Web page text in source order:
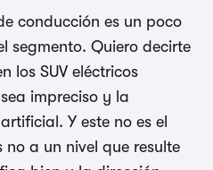
conducción es un poco
segmento. Quiero decirte
los SUV eléctricos
impreciso y la
Y este no es el
no a un nivel que resulte